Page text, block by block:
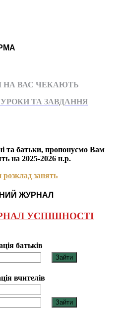
НА ВАС ЧЕКАЮТЬ
ТА ЗАВДАННЯ
та батьки, пропонуємо Вам
на 2025-2026 н.р.
занять
ЖУРНАЛ
УСПІШНОСТІ
батьків
вчителів